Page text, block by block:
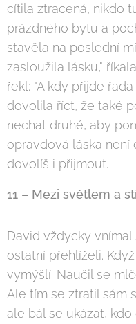
cítila ztracená, nikdo
prázdného bytu a
stavěla na poslední
zasloužila lásku,"
řekl: "A kdy přijde
dovolila říct, že také
nechat druhé, aby
opravdová láska není
dovolíš i přijmout.
11 – Mezi světlem a
David vždycky vnímal
ostatní přehlíželi.
vymýšlí. Naučil se
Ale tím se ztratil sám
ale bál se ukázat,